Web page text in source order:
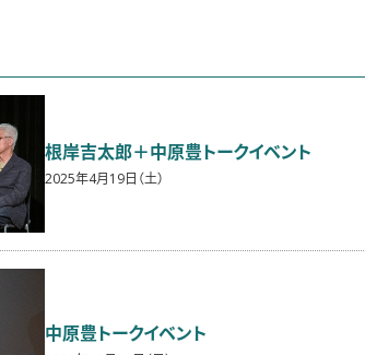
根岸吉太郎＋中原豊トークイベント
2025年4月19日（土）
中原豊トークイベント